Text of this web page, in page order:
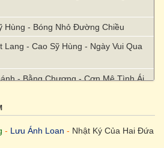
Hùng - Bóng Nhỏ Đường Chiều
Lang - Cao Sỹ Hùng - Ngày Vui Qua
- Bằng Chương - Cơn Mê Tình Ái
Không Đợi
- Tình Người Ngoại Đạo
- Lưu Ánh Loan - Nhật Ký Của Hai Đứa